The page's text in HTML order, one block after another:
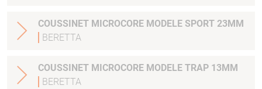
COUSSINET MICROCORE MODELE SPORT 23MM
BERETTA
COUSSINET MICROCORE MODELE TRAP 13MM
BERETTA